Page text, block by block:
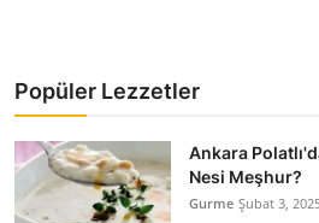
Popüler Lezzetler
Ankara
Nesi Meşhur?
Gurme Şubat 3,